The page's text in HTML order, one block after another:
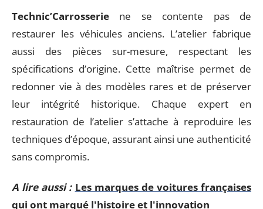
Technic’Carrosserie ne se contente pas de
restaurer les véhicules anciens. L’atelier fabrique
aussi des pièces sur-mesure, respectant les
spécifications d’origine. Cette maîtrise permet de
redonner vie à des modèles rares et de préserver
leur intégrité historique. Chaque expert en
restauration de l’atelier s’attache à reproduire les
techniques d’époque, assurant ainsi une authenticité
sans compromis.
A lire aussi : Les marques de voitures françaises
qui ont marqué l'histoire et l'innovation